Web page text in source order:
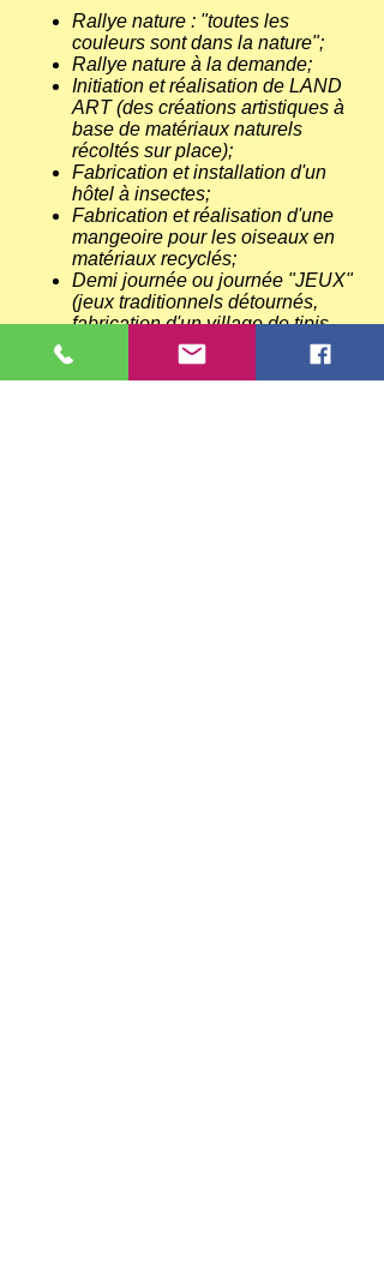
​Rallye nature : "toutes les
couleurs sont dans la nature";
Rallye nature à la demande;
Initiation et réalisation de LAND
ART (des créations artistiques à
base de matériaux naturels
récoltés sur place);
Fabrication et installation d'un
hôtel à insectes;
Fabrication et réalisation d'une
mangeoire pour les oiseaux en
matériaux recyclés;
Demi journée ou journée "JEUX"
(jeux traditionnels détournés,
fabrication d'un village de tipis
pour mini-pouces, parcours
sensoriels, parcours de fourmis);